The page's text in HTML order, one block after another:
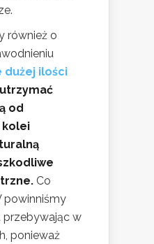
również o
dużej ilości
od
kolei
Co
powinniśmy
w
ponieważ